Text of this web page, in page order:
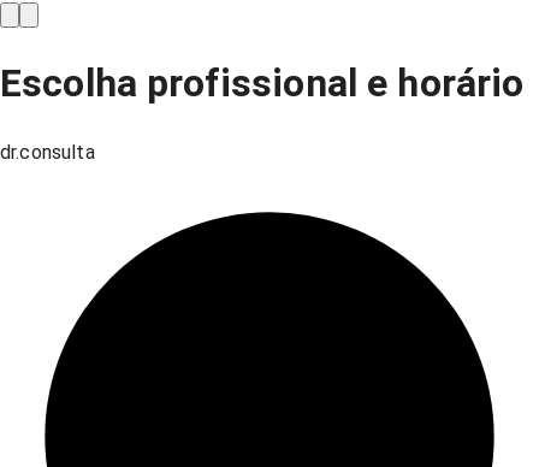
Escolha profissional e horário
dr.consulta